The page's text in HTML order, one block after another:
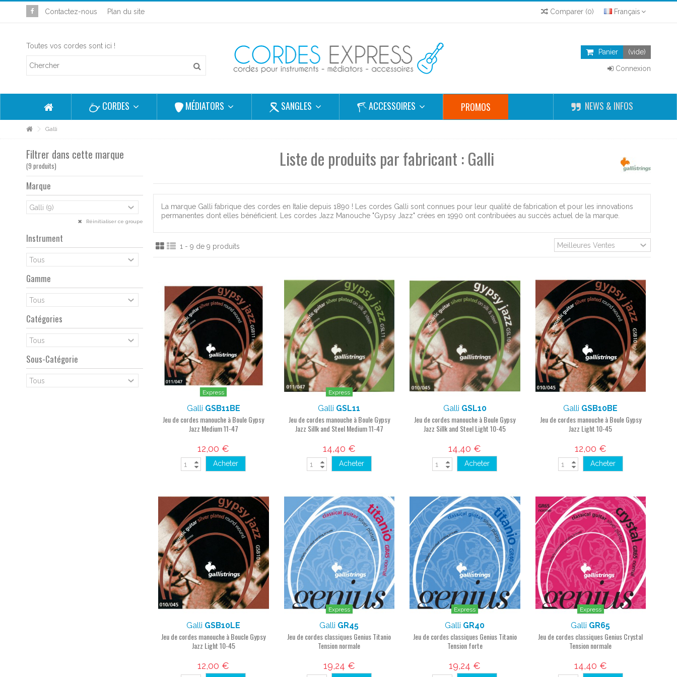
Français
Contactez-nous Plan du site Comparer (0)
Toutes vos cordes sont ici !
Panier (vide)
Connexion
CORDES MÉDIATORS SANGLES ACCESSOIRES PROMOS NEWS & INFOS
Galli
Liste de produits par fabricant : Galli
La marque Galli fabrique des cordes en Italie depuis 1890 ! Les cordes Galli sont connues pour leur qualité de fabrication et pour les innovations
permanentes dont elles bénéficient. Les cordes Jazz Manouche "Gypsy Jazz" crées en 1990 ont contribuées au succès actuel de la marque.
1 - 9 de 9 produits
Express
Galli GSB11BE
Jeu de cordes manouche à Boule Gypsy
Jazz Medium 11-47
12,00 €
Acheter
Express
Galli GSL11
Jeu de cordes manouche à Boule Gypsy
Jazz Sillk and Steel Medium 11-47
14,40 €
Acheter
Galli GSL10
Jeu de cordes manouche à Boule Gypsy
Jazz Sillk and Steel Light 10-45
14,40 €
Acheter
Galli GSB10BE
Jeu de cordes manouche à Boule Gypsy
Jazz Light 10-45
12,00 €
Acheter
Galli GSB10LE
Jeu de cordes manouche à Boucle Gypsy
Jazz Light 10-45
12,00 €
Express
Galli GR45
Jeu de cordes classiques Genius Titanio
Tension normale
19,24 €
Express
Galli GR40
Jeu de cordes classiques Genius Titanio
Tension forte
19,24 €
Express
Galli GR65
Jeu de cordes classiques Genius Crystal
Tension normale
14,40 €
Filtrer dans cette marque
(9 produits)
Marque
Réinitialiser ce groupe
Instrument
Gamme
Catégories
Sous-Catégorie